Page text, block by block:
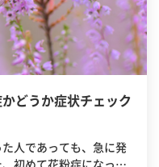
どうか症状チェック
人であっても、急に発
初めて花粉症になった